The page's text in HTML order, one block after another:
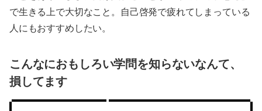
で生きる上で大切なこと。自己啓発で疲れてしまっている
人にもおすすめしたい。
こんなにおもしろい学問を知らないなんて、
損してます